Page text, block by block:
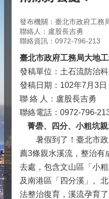
發布機關：臺北市政府工務
聯絡人：盧股長吉勇
聯絡資訊：0972-796-213
臺北市政府工務局大地
發稿單位：土石流防治科
發稿日期：102年7月3日
聯 絡 人：盧股長吉勇
聯絡電話：0972-796-
菁礐、四分、小粗坑
暑假到了！臺北市政
薦3條親水溪流，整治有
去處，包含文山區「小
及南港區「四分溪」。
法整治復育，溪流孕育